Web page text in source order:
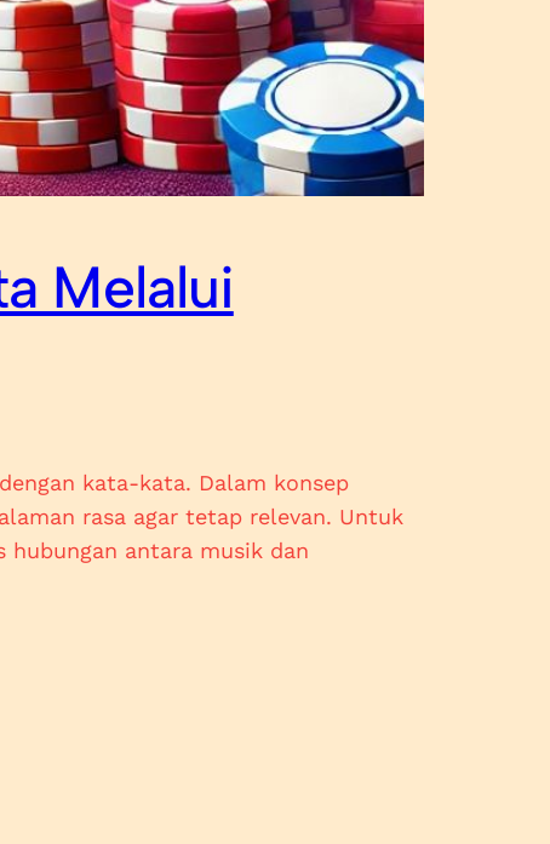
Melalui
kata-kata. Dalam konsep
rasa agar tetap relevan. Untuk
hubungan antara musik dan